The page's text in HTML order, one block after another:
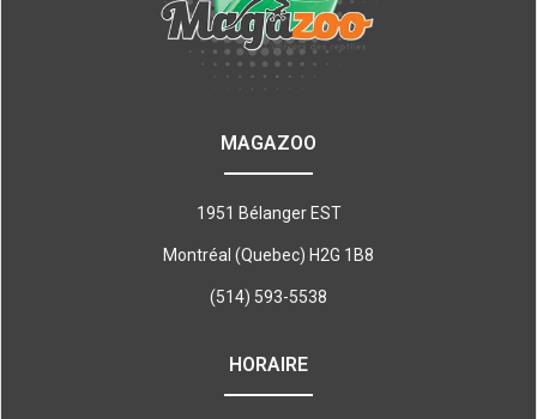
MAGAZOO
1951 Bélanger EST
Montréal (Quebec) H2G 1B8
(514) 593-5538
HORAIRE